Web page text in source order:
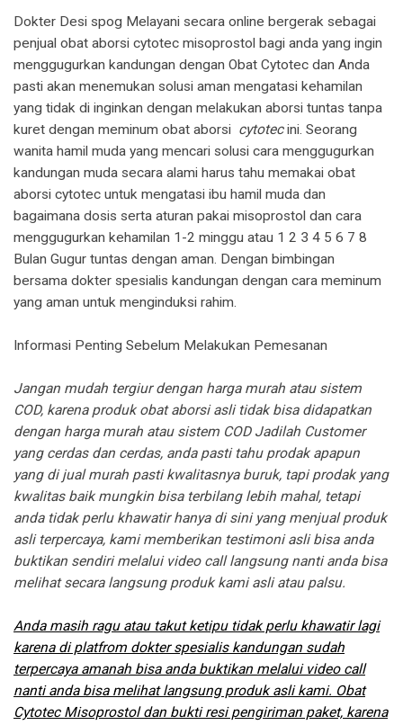
Dokter Desi spog Melayani secara online bergerak sebagai
penjual obat aborsi cytotec misoprostol bagi anda yang ingin
menggugurkan kandungan dengan Obat Cytotec dan Anda
pasti akan menemukan solusi aman mengatasi kehamilan
yang tidak di inginkan dengan melakukan aborsi tuntas tanpa
kuret dengan meminum obat aborsi cytotecini. Seorang
wanita hamil muda yang mencari solusi cara menggugurkan
kandungan muda secara alami harus tahu memakai obat
aborsi cytotec untuk mengatasi ibu hamil muda dan
bagaimana dosis serta aturan pakai misoprostol dan cara
menggugurkan kehamilan 1-2 minggu atau 1 2 3 4 5 6 7 8
Bulan Gugur tuntas dengan aman. Dengan bimbingan
bersama dokter spesialis kandungan dengan cara meminum
yang aman untuk menginduksi rahim.
Informasi Penting Sebelum Melakukan Pemesanan
Jangan mudah tergiur dengan harga murah atau sistem
COD, karena produk obat aborsi asli tidak bisa didapatkan
dengan harga murah atau sistem COD Jadilah Customer
yang cerdas dan cerdas, anda pasti tahu prodak apapun
yang di jual murah pasti kwalitasnya buruk, tapi prodak yang
kwalitas baik mungkin bisa terbilang lebih mahal, tetapi
anda tidak perlu khawatir hanya di sini yang menjual produk
asli terpercaya, kami memberikan testimoni asli bisa anda
buktikan sendiri melalui video call langsung nanti anda bisa
melihat secara langsung produk kami asli atau palsu.
Anda masih ragu atau takut ketipu tidak perlu khawatir lagi
karena di platfrom dokter spesialis kandungan sudah
terpercaya amanah bisa anda buktikan melalui video call
nanti anda bisa melihat langsung produk asli kami. Obat
Cytotec Misoprostol dan bukti resi pengiriman paket, karena